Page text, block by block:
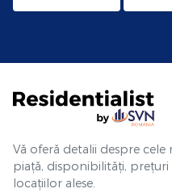
Vă oferă detalii despre
piață, disponibilități,
locațiilor alese.